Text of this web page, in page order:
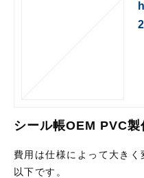
シール帳OEM PVC製
費用は仕様によって大き
以下です。